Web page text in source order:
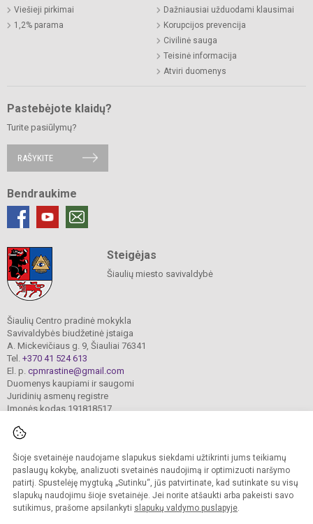
Šioje svetainėje naudojame slapukus siekdami užtikrinti jums teikiamų
paslaugų kokybę, analizuoti svetainės naudojimą ir optimizuoti naršymo
patirtį. Spustelėję mygtuką „Sutinku“, jūs patvirtinate, kad sutinkate su visų
slapukų naudojimu šioje svetainėje. Jei norite atšaukti arba pakeisti savo
sutikimus, prašome apsilankyti slapukų valdymo puslapyje.
Viešieji pirkimai
1,2% parama
Dažniausiai užduodami klausimai
Korupcijos prevencija
Civilinė sauga
Teisinė informacija
Atviri duomenys
Pastebėjote klaidų?
Turite pasiūlymų?
RAŠYKITE
Bendraukime
Steigėjas
Šiaulių miesto savivaldybė
Šiaulių Centro pradinė mokykla
Savivaldybės biudžetinė įstaiga
A. Mickevičiaus g. 9, Šiauliai 76341
Tel. +370 41 524 613
El. p. cpmrastine@gmail.com
Duomenys kaupiami ir saugomi
Juridinių asmenų registre
Įmonės kodas 191818517
© 2024. Šiaulių Centro pradinė mokykla. Visos teisės saugomos.
Kopijuoti turinį be raštiško įstaigos administracijos sutikimo griežtai draudžiama.
Prieinamumo paraiška Slapukų valdymas
Sumanus būdas atnaujinti